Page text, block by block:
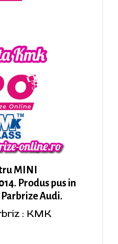
MINI
Produs pus in
Audi.
: KMK